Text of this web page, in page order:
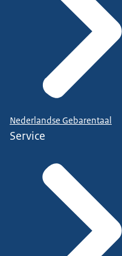
Nederlandse Gebarentaal
Service